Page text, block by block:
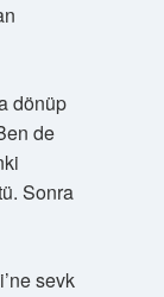
dönüp
de
Sonra
sevk